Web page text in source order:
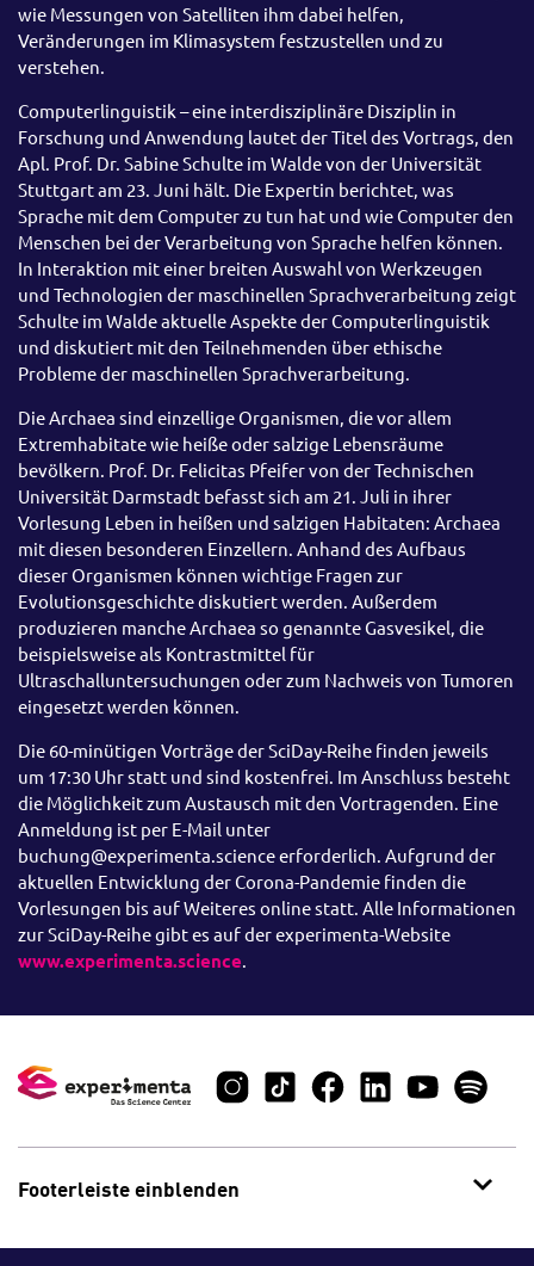
wie Messungen von Satelliten ihm dabei helfen,
Veränderungen im Klimasystem festzustellen und zu
verstehen.
Computerlinguistik – eine interdisziplinäre Disziplin in
Forschung und Anwendung lautet der Titel des Vortrags, den
Apl. Prof. Dr. Sabine Schulte im Walde von der Universität
Stuttgart am 23. Juni hält. Die Expertin berichtet, was
Sprache mit dem Computer zu tun hat und wie Computer den
Menschen bei der Verarbeitung von Sprache helfen können.
In Interaktion mit einer breiten Auswahl von Werkzeugen
und Technologien der maschinellen Sprachverarbeitung zeigt
Schulte im Walde aktuelle Aspekte der Computerlinguistik
und diskutiert mit den Teilnehmenden über ethische
Probleme der maschinellen Sprachverarbeitung.
Die Archaea sind einzellige Organismen, die vor allem
Extremhabitate wie heiße oder salzige Lebensräume
bevölkern. Prof. Dr. Felicitas Pfeifer von der Technischen
Universität Darmstadt befasst sich am 21. Juli in ihrer
Vorlesung Leben in heißen und salzigen Habitaten: Archaea
mit diesen besonderen Einzellern. Anhand des Aufbaus
dieser Organismen können wichtige Fragen zur
Evolutionsgeschichte diskutiert werden. Außerdem
produzieren manche Archaea so genannte Gasvesikel, die
beispielsweise als Kontrastmittel für
Ultraschalluntersuchungen oder zum Nachweis von Tumoren
eingesetzt werden können.
Die 60-minütigen Vorträge der SciDay-Reihe finden jeweils
um 17:30 Uhr statt und sind kostenfrei. Im Anschluss besteht
die Möglichkeit zum Austausch mit den Vortragenden. Eine
Anmeldung ist per E-Mail unter
buchung@experimenta.science erforderlich. Aufgrund der
aktuellen Entwicklung der Corona-Pandemie finden die
Vorlesungen bis auf Weiteres online statt. Alle Informationen
zur SciDay-Reihe gibt es auf der experimenta-Website
www.experimenta.science.
Footerleiste einblenden